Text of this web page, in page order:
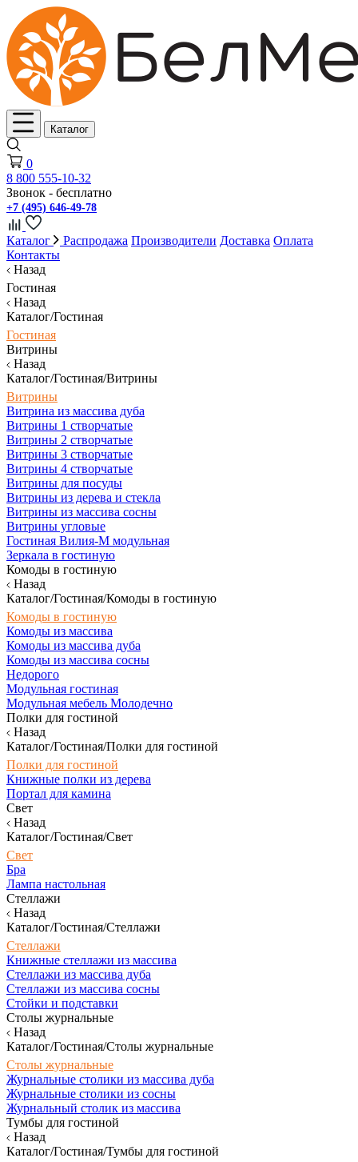
Каталог
0
8 800 555-10-32
Звонок - бесплатно
+7 (495) 646-49-78
Каталог Распродажа Производители Доставка Оплата
Контакты
Назад
Гостиная
Назад
Каталог/Гостиная
Гостиная
Витрины
Назад
Каталог/Гостиная/Витрины
Витрины
Витрина из массива дуба
Витрины 1 створчатые
Витрины 2 створчатые
Витрины 3 створчатые
Витрины 4 створчатые
Витрины для посуды
Витрины из дерева и стекла
Витрины из массива сосны
Витрины угловые
Гостиная Вилия-М модульная
Зеркала в гостиную
Комоды в гостиную
Назад
Каталог/Гостиная/Комоды в гостиную
Комоды в гостиную
Комоды из массива
Комоды из массива дуба
Комоды из массива сосны
Недорого
Модульная гостиная
Модульная мебель Молодечно
Полки для гостиной
Назад
Каталог/Гостиная/Полки для гостиной
Полки для гостиной
Книжные полки из дерева
Портал для камина
Свет
Назад
Каталог/Гостиная/Свет
Свет
Бра
Лампа настольная
Стеллажи
Назад
Каталог/Гостиная/Стеллажи
Стеллажи
Книжные стеллажи из массива
Стеллажи из массива дуба
Стеллажи из массива сосны
Стойки и подставки
Столы журнальные
Назад
Каталог/Гостиная/Столы журнальные
Столы журнальные
Журнальные столики из массива дуба
Журнальные столики из сосны
Журнальный столик из массива
Тумбы для гостиной
Назад
Каталог/Гостиная/Тумбы для гостиной